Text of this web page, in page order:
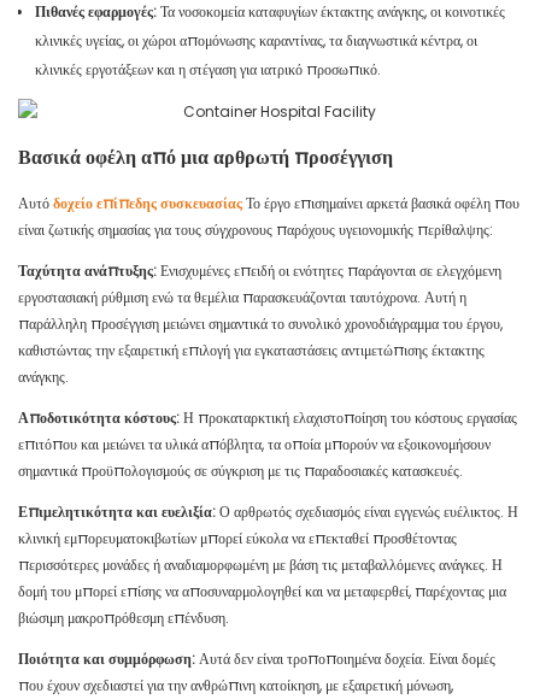
Πιθανές εφαρμογές:Τα νοσοκομεία καταφυγίων έκτακτης ανάγκης, οι κοινοτικές
κλινικές υγείας, οι χώροι απομόνωσης καραντίνας, τα διαγνωστικά κέντρα, οι
κλινικές εργοτάξεων και η στέγαση για ιατρικό προσωπικό.
Βασικά οφέλη από μια αρθρωτή προσέγγιση
Αυτόδοχείο επίπεδης συσκευασίαςΤο έργο επισημαίνει αρκετά βασικά οφέλη που
είναι ζωτικής σημασίας για τους σύγχρονους παρόχους υγειονομικής περίθαλψης:
Ταχύτητα ανάπτυξης:Ενισχυμένες επειδή οι ενότητες παράγονται σε ελεγχόμενη
εργοστασιακή ρύθμιση ενώ τα θεμέλια παρασκευάζονται ταυτόχρονα. Αυτή η
παράλληλη προσέγγιση μειώνει σημαντικά το συνολικό χρονοδιάγραμμα του έργου,
καθιστώντας την εξαιρετική επιλογή για εγκαταστάσεις αντιμετώπισης έκτακτης
ανάγκης.
Αποδοτικότητα κόστους:Η προκαταρκτική ελαχιστοποίηση του κόστους εργασίας
επιτόπου και μειώνει τα υλικά απόβλητα, τα οποία μπορούν να εξοικονομήσουν
σημαντικά προϋπολογισμούς σε σύγκριση με τις παραδοσιακές κατασκευές.
Επιμελητικότητα και ευελιξία:Ο αρθρωτός σχεδιασμός είναι εγγενώς ευέλικτος. Η
κλινική εμπορευματοκιβωτίων μπορεί εύκολα να επεκταθεί προσθέτοντας
περισσότερες μονάδες ή αναδιαμορφωμένη με βάση τις μεταβαλλόμενες ανάγκες. Η
δομή του μπορεί επίσης να αποσυναρμολογηθεί και να μεταφερθεί, παρέχοντας μια
βιώσιμη μακροπρόθεσμη επένδυση.
Ποιότητα και συμμόρφωση:Αυτά δεν είναι τροποποιημένα δοχεία. Είναι δομές
που έχουν σχεδιαστεί για την ανθρώπινη κατοίκηση, με εξαιρετική μόνωση,